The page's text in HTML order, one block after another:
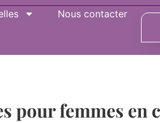
Nous contacter
pour femmes en